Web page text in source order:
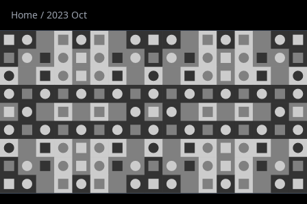
Home / 2023 Oct